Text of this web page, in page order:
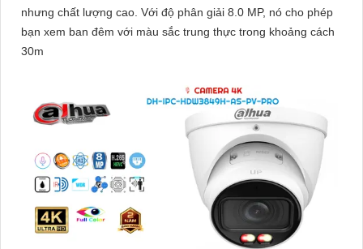
nhưng chất lượng cao. Với độ phân giải 8.0 MP, nó cho phép
bạn xem ban đêm với màu sắc trung thực trong khoảng cách
30m